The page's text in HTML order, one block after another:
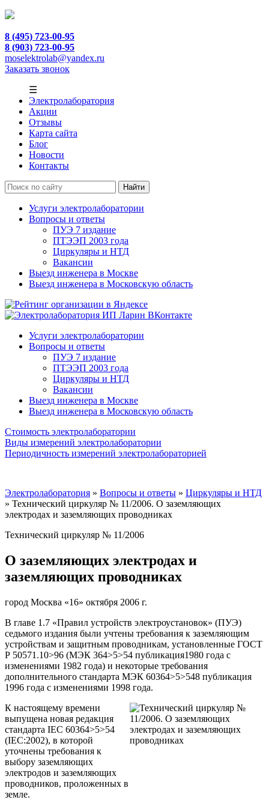
8 (495) 723-00-95
8 (903) 723-00-95
moselektrolab@yandex.ru
Заказать звонок
☰
Электролаборатория
Акции
Отзывы
Карта сайта
Блог
Новости
Контакты
Услуги электролаборатории
Вопросы и ответы
ПУЭ 7 издание
ПТЭЭП 2003 года
Циркуляры и НТД
Вакансии
Выезд инженера в Москве
Выезд инженера в Московскую область
Услуги электролаборатории
Вопросы и ответы
ПУЭ 7 издание
ПТЭЭП 2003 года
Циркуляры и НТД
Вакансии
Выезд инженера в Москве
Выезд инженера в Московскую область
Стоимость электролаборатории
Виды измерений электролаборатории
Периодичность измерений электролабораторией
Электролаборатория » Вопросы и ответы » Циркуляры и НТД
» Технический циркуляр № 11/2006. О заземляющих
электродах и заземляющих проводниках
Технический циркуляр № 11/2006
О заземляющих электродах и
заземляющих проводниках
город Москва «16» октября 2006 г.
В главе 1.7 «Правил устройств электроустановок» (ПУЭ)
седьмого издания были учтены требования к заземляющим
устройствам и защитным проводникам, установленные ГОСТ
Р 50571.10>96 (МЭК 364>5>54 публикация1980 года с
изменениями 1982 года) и некоторые требования
дополнительного стандарта МЭК 60364>5>548 публикация
1996 года с изменениями 1998 года.
К настоящему времени
выпущена новая редакция
стандарта IEC 60364>5>54
(IЕС:2002), в которой
уточнены требования к
выбору заземляющих
электродов и заземляющих
проводников, проложенных в
земле.